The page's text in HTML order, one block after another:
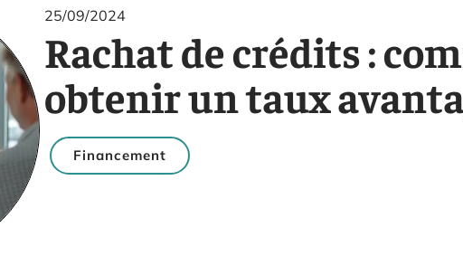
25/09/2024
Rachat de crédits :
obtenir un taux
Financement